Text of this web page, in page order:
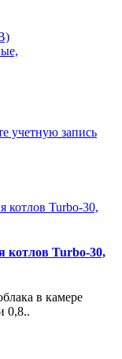
учетную запись
котлов Turbo-30,
в камере
0,8..